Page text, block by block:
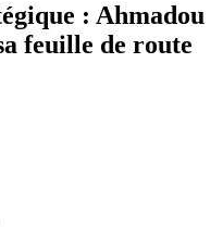
: Ahmadou
feuille de route